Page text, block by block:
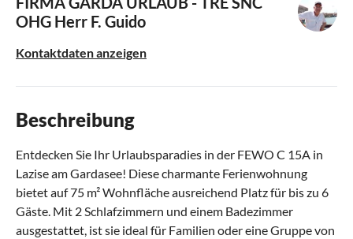
OHG Herr F. Guido
Kontaktdaten anzeigen
Beschreibung
Entdecken Sie Ihr Urlaubsparadies in der FEWO C 15A in
Lazise am Gardasee! Diese charmante Ferienwohnung
bietet auf 75 m² Wohnfläche ausreichend Platz für bis zu 6
Gäste. Mit 2 Schlafzimmern und einem Badezimmer
ausgestattet, ist sie ideal für Familien oder eine Gruppe von